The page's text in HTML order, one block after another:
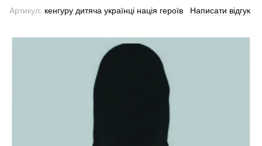
Артикул: кенгуру дитяча українці нація героїв Написати відгук